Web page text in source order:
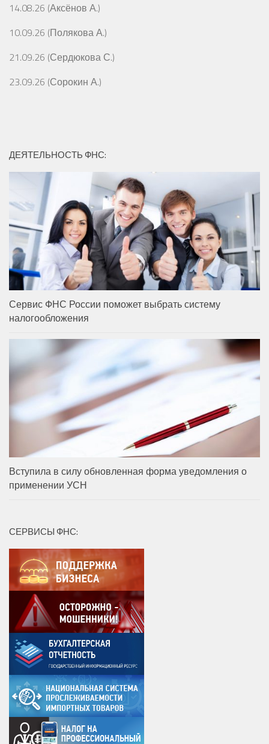
14.08.26 (Аксёнов А.)
10.09.26 (Полякова А.)
21.09.26 (Сердюкова С.)
23.09.26 (Сорокин А.)
ДЕЯТЕЛЬНОСТЬ ФНС:
Сервис ФНС России поможет выбрать систему
налогообложения
Вступила в силу обновленная форма уведомления о
применении УСН
СЕРВИСЫ ФНС: